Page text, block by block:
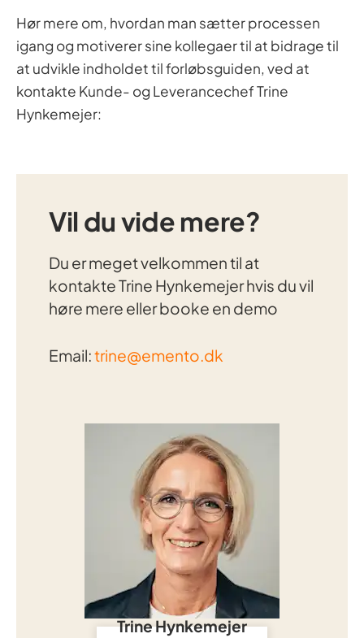
Hør mere om, hvordan man sætter processen
igang og motiverer sine kollegaer til at bidrage til
at udvikle indholdet til forløbsguiden, ved at
kontakte Kunde- og Leverancechef Trine
Hynkemejer:
Trine Hynkemejer
Vil du vide mere?
Du er meget velkommen til at
kontakteTrine Hynkemejerhvis du vil
høre mere eller booke en demo
Email:trine@emento.dk